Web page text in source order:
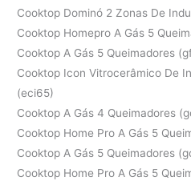
Cooktop Dominó 2 Zonas De
Cooktop Homepro A Gás 5
Cooktop A Gás 5 Queimadores
Cooktop Icon Vitrocerâmico De
(eci65)
Cooktop A Gás 4 Queimadores
Cooktop Home Pro A Gás 5
Cooktop A Gás 5 Queimadores
Cooktop Home Pro A Gás 5